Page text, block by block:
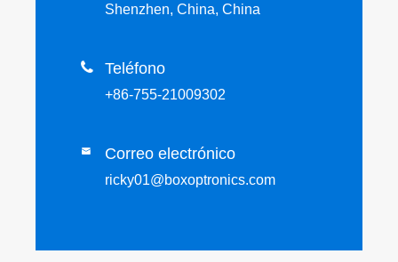
Shenzhen, China, China
 Teléfono
+86-755-21009302
 Correo electrónico
ricky01@boxoptronics.com